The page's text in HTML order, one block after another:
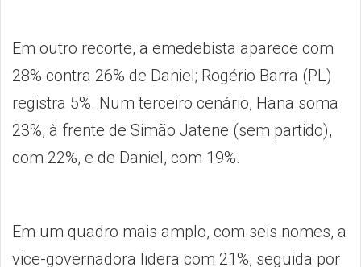
Em outro recorte, a emedebista aparece com
28% contra 26% de Daniel; Rogério Barra (PL)
registra 5%. Num terceiro cenário, Hana soma
23%, à frente de Simão Jatene (sem partido),
com 22%, e de Daniel, com 19%.
Em um quadro mais amplo, com seis nomes, a
vice-governadora lidera com 21%, seguida por